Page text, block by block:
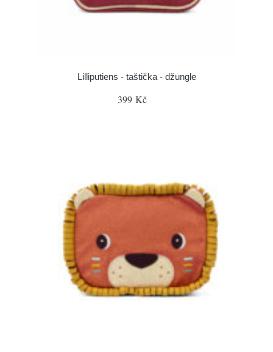
Lilliputiens - taštička - džungle
399 Kč